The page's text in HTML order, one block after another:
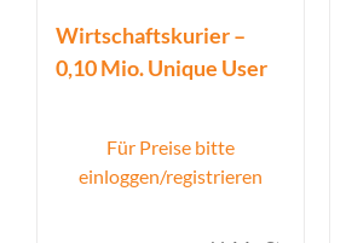
Wirtschaftskurier –
0,10 Mio. Unique User
Für Preise bitte
einloggen/registrieren